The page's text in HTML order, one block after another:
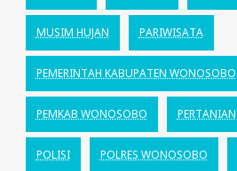
MUSIM HUJAN PARIWISATA
PEMERINTAH KABUPATEN WONOSOBO
PEMKAB WONOSOBO PERTANIAN
POLISI POLRES WONOSOBO